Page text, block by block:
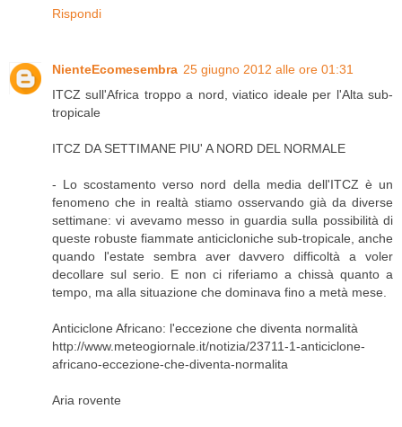
Rispondi
NienteEcomesembra 25 giugno 2012 alle ore 01:31
ITCZ sull'Africa troppo a nord, viatico ideale per l'Alta sub-
tropicale
ITCZ DA SETTIMANE PIU' A NORD DEL NORMALE
- Lo scostamento verso nord della media dell'ITCZ è un
fenomeno che in realtà stiamo osservando già da diverse
settimane: vi avevamo messo in guardia sulla possibilità di
queste robuste fiammate anticicloniche sub-tropicale, anche
quando l'estate sembra aver davvero difficoltà a voler
decollare sul serio. E non ci riferiamo a chissà quanto a
tempo, ma alla situazione che dominava fino a metà mese.
Anticiclone Africano: l'eccezione che diventa normalità
http://www.meteogiornale.it/notizia/23711-1-anticiclone-
africano-eccezione-che-diventa-normalita
Aria rovente